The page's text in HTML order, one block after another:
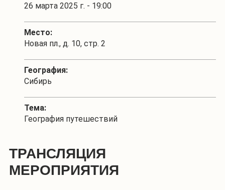
26 марта 2025 г. - 19:00
Место:
Новая пл., д. 10, стр. 2
География:
Сибирь
Тема:
География путешествий
ТРАНСЛЯЦИЯ
МЕРОПРИЯТИЯ